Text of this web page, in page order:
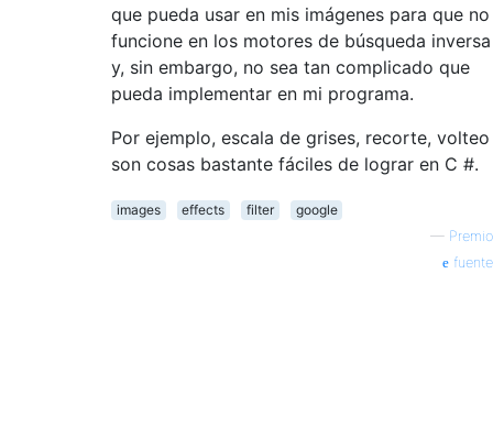
que pueda usar en mis imágenes para que no
funcione en los motores de búsqueda inversa
y, sin embargo, no sea tan complicado que
pueda implementar en mi programa.
Por ejemplo, escala de grises, recorte, volteo
son cosas bastante fáciles de lograr en C #.
images effects filter
google
— Premio
fuente